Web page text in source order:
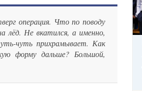
операция. Что по поводу
лёд. Не вкатился, а именно,
чуть прихрамывает. Как
форму дальше? Большой,